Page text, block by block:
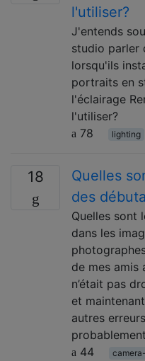
l'utiliser?
J'entends
studio parler
lorsqu'ils
portraits en
l'éclairage
l'utiliser?
78
lighting
18
Quelles
des
Quelles sont
dans les
de mes amis
n’était pas
et
autres
44